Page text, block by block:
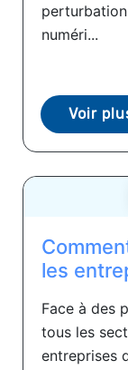
perturbation
numéri...
Voir
les
Face à des
tous les
entreprises